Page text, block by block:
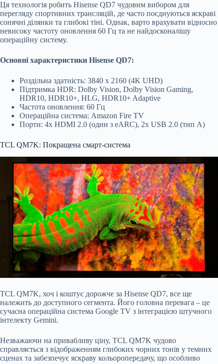
Ця технологія робить Hisense QD7 чудовим вибором для
перегляду спортивних трансляцій, де часто поєднуються яскраві
сонячні ділянки та глибокі тіні. Однак, варто врахувати відносно
невисоку частоту оновлення 60 Гц та не найдосконалішу
операційну систему.
Основні характеристики Hisense QD7:
Роздільна здатність: 3840 x 2160 (4K UHD)
Підтримка HDR: Dolby Vision, Dolby Vision Gaming,
HDR10, HDR10+, HLG, HDR10+ Adaptive
Частота оновлення: 60 Гц
Операційна система: Amazon Fire TV
Порти: 4x HDMI 2.0 (один з eARC), 2x USB 2.0 (тип A)
TCL QM7K: Покращена смарт-система
TCL QM7K, хоч і коштує дорожче за Hisense QD7, все ще
належить до доступного сегмента. Його головна перевага – це
сучасна операційна система Google TV з інтеграцією штучного
інтелекту Gemini.
Незважаючи на привабливу ціну, TCL QM7K чудово
справляється з відображенням глибоких чорних тонів у темних
сценах та забезпечує яскраву кольоропередачу, що особливо